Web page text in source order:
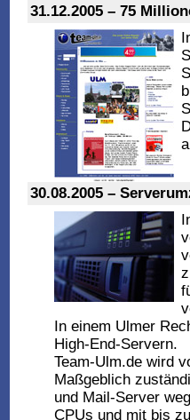
31.12.2005 – 75
30.08.2005 –
In einem Ulmer
High-End-Servern.
Team-Ulm.de wird
Maßgeblich
und Mail-Server
CPUs und mit bis